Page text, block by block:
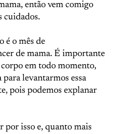
então vem comigo
cuidados.
é o mês de
de mama. É importante
em todo momento,
levantarmos essa
pois podemos explanar
por isso e, quanto mais